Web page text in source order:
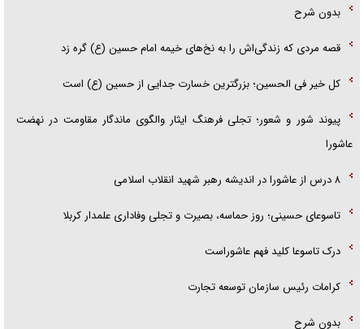
بدون شرح
قصه مردی که زندگی‌اش را به نخ‌های خیمه امام حسین (ع) گره زد
کل خیر فی الحسین؛ بزرگترین خسارت جدایی از حسین (ع) است
پیوند شور و شعور؛ تجلی فرهنگ ایثار والگوی ماندگار مقاومت در نهضت
عاشورا
۸ درس از عاشورا در اندیشه رهبر شهید انقلاب اسلامی
تاسوعای حسینی؛ روز حماسه، بصیرت و تجلی وفاداری علمدار کربلا
درک تاسوعا کلید فهم عاشوراست
کرامات رئیس سازمان توسعه تجارت
بدون شرح